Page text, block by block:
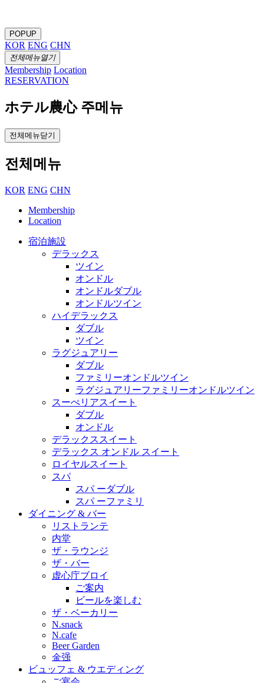
POPUP
KOR ENG CHN
전체메뉴열기
Membership Location
RESERVATION
ホテル農心 주메뉴
전체메뉴닫기
전체메뉴
KOR ENG CHN
Membership
Location
宿泊施設
デラックス
ツイン
オンドル
オンドルダブル
オンドルツイン
ハイデラックス
ダブル
ツイン
ラグジュアリー
ダブル
ファミリーオンドルツイン
ラグジュアリーファミリーオンドルツイン
スーぺリアスイート
ダブル
オンドル
デラックススイート
デラックス オンドル スイート
ロイヤルスイート
スパ
スパ ーダブル
スパ ーファミリ
ダイニング & バー
リストランテ
内堂
ザ・ラウンジ
ザ・バー
虚心庁ブロイ
ご案内
ビールを楽しむ
ザ・ベーカリー
N.snack
N.cafe
Beer Garden
金强
ビュッフェ & ウエディング